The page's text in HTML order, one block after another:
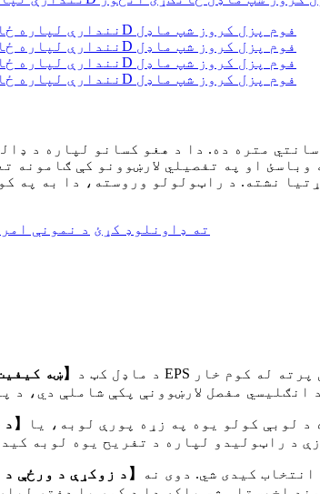
دا ماډل د لوکس کروز کښتیو عکسونو ته مراجعه وکړئ. لوی بشپړ شوی اندازه 52*12*13.5
او په تفصیلي لارښوونو کې ګامونه
PDF ته ډاونلوډ کړئ د نمونې امر
•【ښه کیفیت او د راټولولو لپاره اسانه】
د ماډل کټ د EPS فوم بورډ څخه جوړ شوی چې د هنر کاغذ سره لامینټ شوی، خوندي، موټی او قوي دی، څنډه یې پرته له کوم خار
•【د خپلو عزیزانو سره ښه فعالیت】
لوبې کولو یوه په زړه پورې لوبه، یا
•【د زوکړې د ورځې د ډالۍ او یادګار غوره انتخاب】
کیدی شي. دوی نه